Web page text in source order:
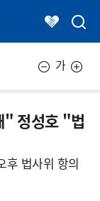
가
" 정성호 "법
법사위 항의